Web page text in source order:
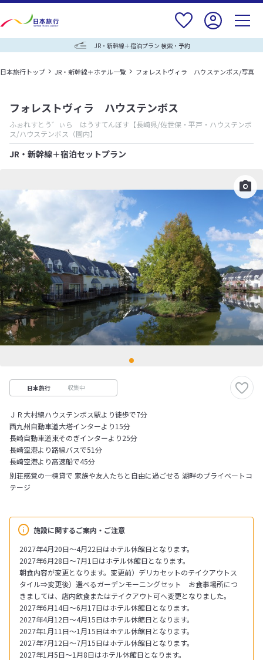
JR・新幹線＋宿泊プラン 検索・予約
日本旅行トップ JR・新幹線＋ホテル一覧 フォレストヴィラ ハウステンボス/写真
フォレストヴィラ ハウステンボス
ふぉれすとう゛ぃら はうすてんぼす 【長崎県/佐世保・平戸・ハウステンボ
ス/ハウステンボス（園内】
JR・新幹線＋宿泊セットプラン
日本旅行 収集中
ＪＲ大村線ハウステンボス駅より徒歩で7分
西九州自動車道大塔インターより15分
長崎自動車道東そのぎインターより25分
長崎空港より路線バスで51分
長崎空港より高速船で45分
施設に関するご案内・ご注意
2027年4月20日～4月22日はホテル休館日となります。
2027年6月28日～7月1日はホテル休館日となります。
朝食内容が変更となります。変更前）デリカセットのテイクアウトス
タイル⇒変更後）選べるガーデンモーニングセット お食事場所につ
きましては、店内飲食またはテイクアウト可へ変更となりました。
2027年6月14日～6月17日はホテル休館日となります。
2027年4月12日～4月15日はホテル休館日となります。
2027年1月11日～1月15日はホテル休館日となります。
2027年7月12日～7月15日はホテル休館日となります。
2027年1月5日～1月8日はホテル休館日となります。
別荘感覚の一棟貸で 家族や友人たちと自由に過ごせる 湖畔のプライベートコ
テージ